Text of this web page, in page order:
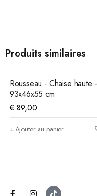
Produits similaires
Rousseau - Chaise haute -
93x46x55 cm
€ 89,00
Ajouter au panier